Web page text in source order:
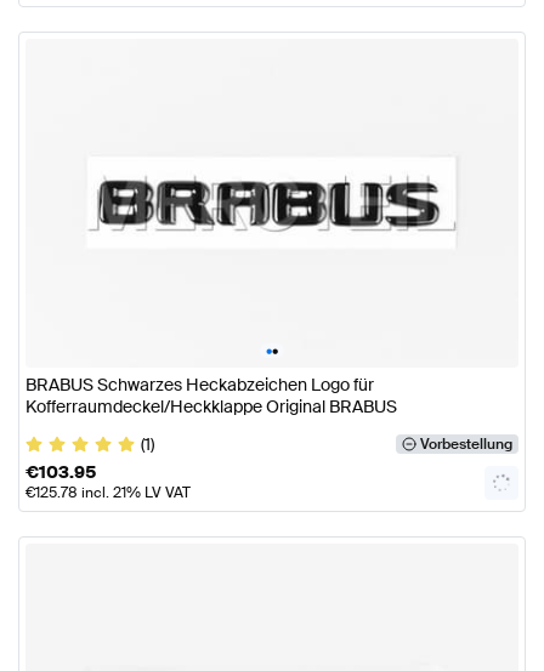
••
BRABUS Schwarzes Heckabzeichen Logo für
Kofferraumdeckel/Heckklappe Original BRABUS
(1)
Vorbestellung
€103.95
€125.78 incl. 21% LV VAT